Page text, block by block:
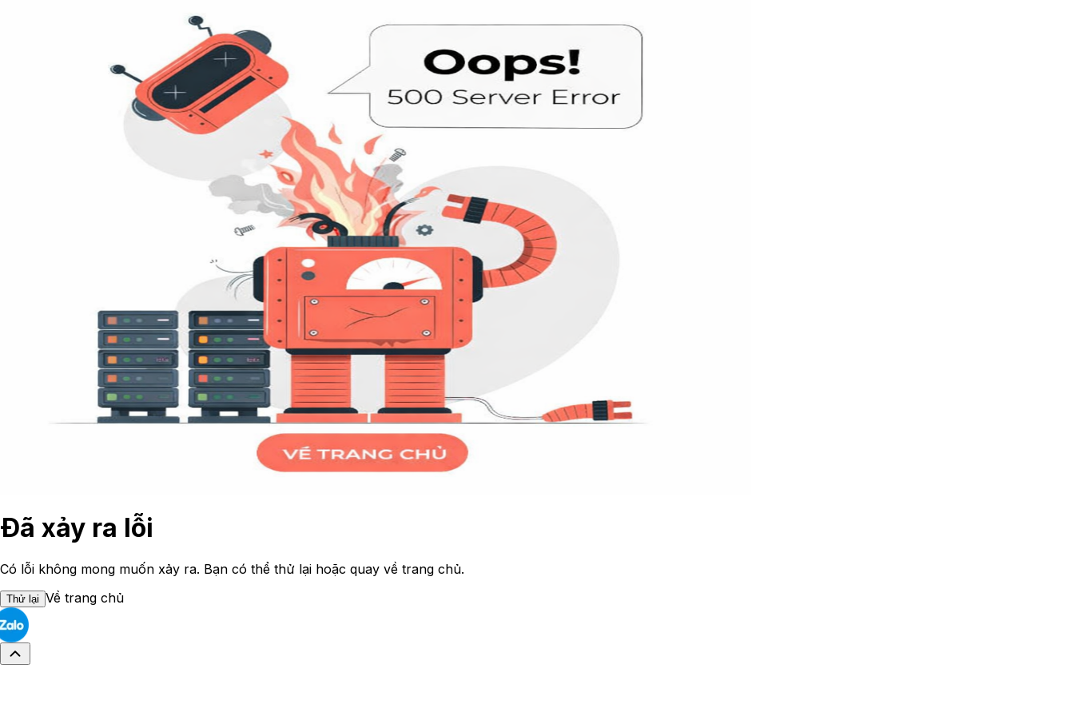
Đã xảy ra lỗi
Có lỗi không mong muốn xảy ra. Bạn có thể thử lại hoặc quay về trang chủ.
Thử lại Về trang chủ